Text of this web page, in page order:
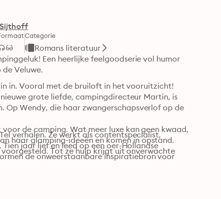
Categorie
Romans literatuur
Een heerlijke feelgoodserie vol humor
Veluwe.
in. Vooral met de bruiloft in het vooruitzicht!
grote liefde, campingdirecteur Martin, is
Op Wendy, die haar zwangerschapsverlof op de
de camping. Wat meer luxe kan geen kwaad,
haar glamping-ideeën en komen in opstand.
Tot ze hulp krijgt uit onverwachte
verhalen. Ze werkt als contentspecialist,
jaar lief en leed op een oer-Hollandse
de onweerstaanbare inspiratiebron voor